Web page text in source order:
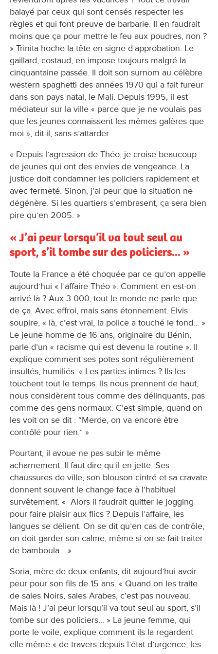
balayé par ceux qui sont censés respecter les
règles et qui font preuve de barbarie. Il en faudrait
moins que ça pour mettre le feu aux poudres, non ?
» Trinita hoche la tête en signe d’approbation. Le
gaillard, costaud, en impose toujours malgré la
cinquantaine passée. Il doit son surnom au célèbre
western spaghetti des années 1970 qui a fait fureur
dans son pays natal, le Mali. Depuis 1995, il est
médiateur sur la ville « parce que je ne voulais pas
que les jeunes connaissent les mêmes galères que
moi », dit-il, sans s’attarder.
« Depuis l’agression de Théo, je croise beaucoup
de jeunes qui ont des envies de vengeance. La
justice doit condamner les policiers rapidement et
avec fermeté. Sinon, j’ai peur que la situation ne
dégénère. Si les quartiers s’embrasent, ça sera bien
pire qu’en 2005. »
« J’ai peur lorsqu’il va tout seul au
sport, s’il tombe sur des policiers... »
Toute la France a été choquée par ce qu’on appelle
aujourd’hui « l’affaire Théo ». Comment en est-on
arrivé là ? Aux 3 000, tout le monde ne parle que
de ça. Avec effroi, mais sans étonnement. Elvis
soupire, « là, c’est vrai, la police a touché le fond... »
Le jeune homme de 16 ans, originaire du Bénin,
parle d’un « racisme qui est devenu la routine ». Il
explique comment ses potes sont régulièrement
insultés, humiliés. « Les parties intimes ? Ils les
touchent tout le temps. Ils nous prennent de haut,
nous considèrent tous comme des délinquants, pas
comme des gens normaux. C’est simple, quand on
les voit on se dit : “Merde, on va encore être
contrôlé pour rien.” »
Pourtant, il avoue ne pas subir le même
acharnement. Il faut dire qu’il en jette. Ses
chaussures de ville, son blouson cintré et sa cravate
donnent souvent le change face à l’habituel
survêtement. « Alors il faudrait quitter le jogging
pour faire plaisir aux flics ? Depuis l’affaire, les
langues se délient. On se dit qu’en cas de contrôle,
on doit garder son calme, même si on se fait traiter
de bamboula... »
Soria, mère de deux enfants, dit aujourd’hui avoir
peur pour son fils de 15 ans. « Quand on les traite
de sales Noirs, sales Arabes, c’est pas nouveau.
Mais là ! J’ai peur lorsqu’il va tout seul au sport, s’il
tombe sur des policiers... » La jeune femme, qui
porte le voile, explique comment ils la regardent
elle-même « de travers depuis l’état d’urgence, les